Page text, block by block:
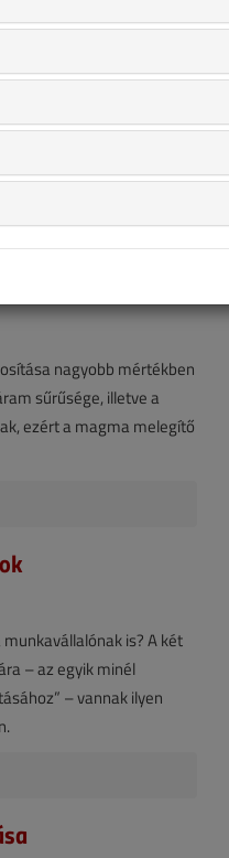
írtunk, ám ott inkább az
nagyobb mértékben
sűrűsége, illetve a
ezért a magma melegítő
is? A két
– az egyik minél
– vannak ilyen